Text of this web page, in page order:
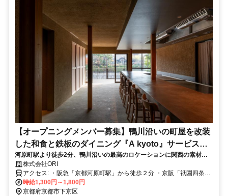
【オープニングメンバー募集】鴨川沿いの町屋を改装
した和食と鉄板のダイニング『A kyoto』サービスス
タッフ✨
河原町駅より徒歩2分、鴨川沿いの最高のロケーションに関西の素材を
メインに取り扱う町屋を改装した和食と鉄板のダイニング『A koyoto』
が2026年1月にオープン！一緒にお店を作っていくサービススタッフを
募集します。
株式会社ORI
アクセス: ・阪急「京都河原町駅」から徒歩２分 ・京阪「祇園四条
駅」から徒歩３分
時給1,300円～1,800円
京都府京都市下京区